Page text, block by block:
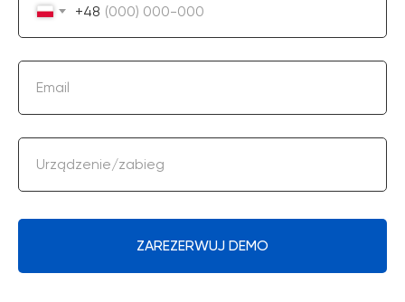
+48
Email
Urządzenie/zabieg
ZAREZERWUJ DEMO